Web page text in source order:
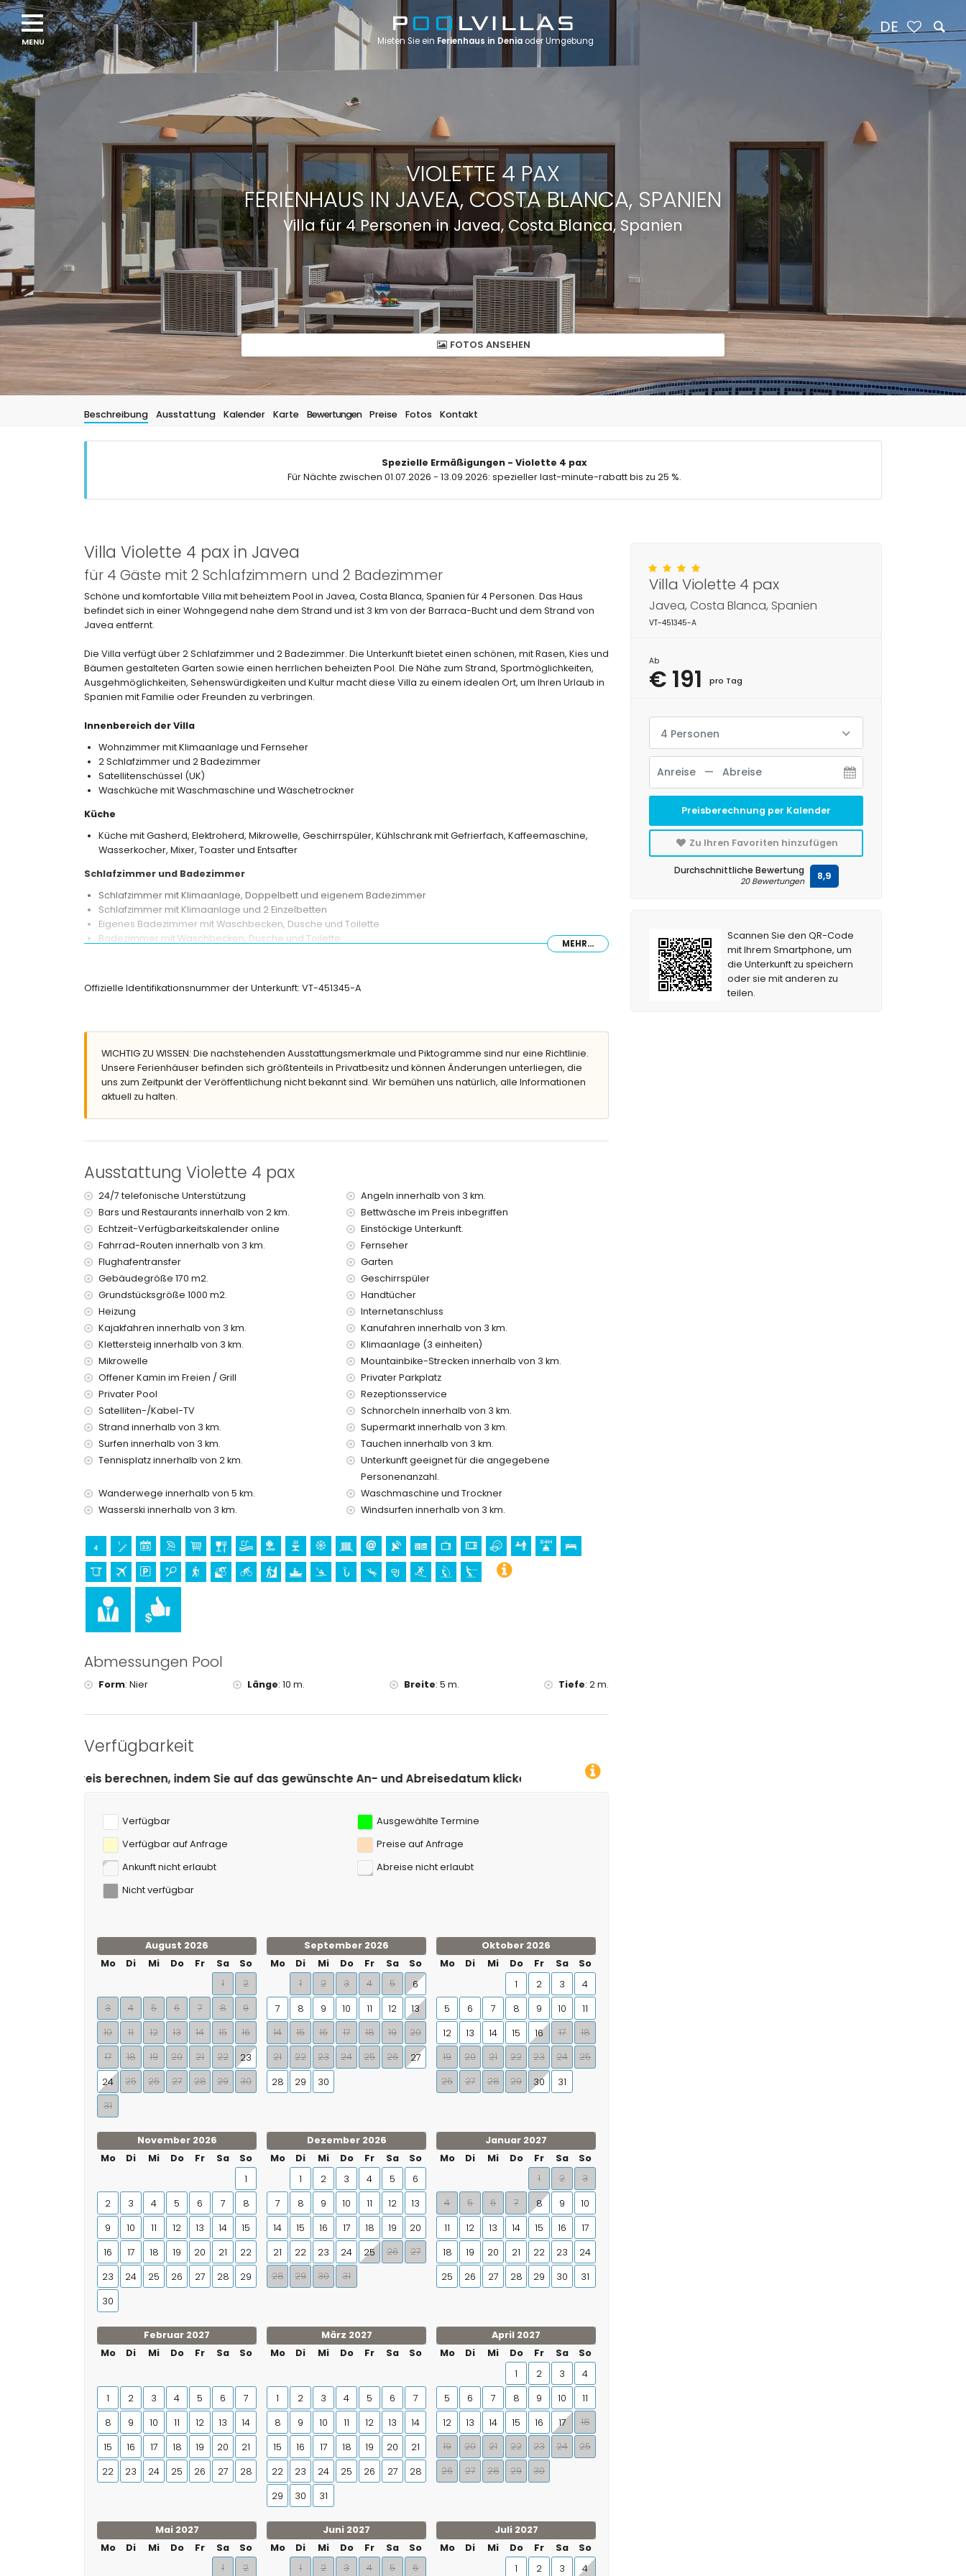
VIOLETTE 4 PAX
FERIENHAUS IN JAVEA, COSTA BLANCA, SPANIEN
Villa für 4 Personen in Javea, Costa Blanca, Spanien
FOTOS ANSEHEN
Beschreibung Ausstattung Kalender Karte Bewertungen Preise Fotos Kontakt
Spezielle Ermäßigungen - Violette 4 pax
Für Nächte zwischen 01.07.2026 - 13.09.2026: spezieller last-minute-rabatt bis zu 25 %.
Villa Violette 4 pax in Javea
für 4 Gäste mit 2 Schlafzimmern und 2 Badezimmer
Schöne und komfortable Villa mit beheiztem Pool in Javea, Costa Blanca, Spanien für 4 Personen. Das Haus
befindet sich in einer Wohngegend nahe dem Strand und ist 3 km von der Barraca-Bucht und dem Strand von
Javea entfernt.
Die Villa verfügt über 2 Schlafzimmer und 2 Badezimmer. Die Unterkunft bietet einen schönen, mit Rasen, Kies und
Bäumen gestalteten Garten sowie einen herrlichen beheizten Pool. Die Nähe zum Strand, Sportmöglichkeiten,
Ausgehmöglichkeiten, Sehenswürdigkeiten und Kultur macht diese Villa zu einem idealen Ort, um Ihren Urlaub in
Spanien mit Familie oder Freunden zu verbringen.
Innenbereich der Villa
Wohnzimmer mit Klimaanlage und Fernseher
2 Schlafzimmer und 2 Badezimmer
Satellitenschüssel (UK)
Waschküche mit Waschmaschine und Wäschetrockner
Küche
Küche mit Gasherd, Elektroherd, Mikrowelle, Geschirrspüler, Kühlschrank mit Gefrierfach, Kaffeemaschine,
Wasserkocher, Mixer, Toaster und Entsafter
Schlafzimmer und Badezimmer
Schlafzimmer mit Klimaanlage, Doppelbett und eigenem Badezimmer
Schlafzimmer mit Klimaanlage und 2 Einzelbetten
Eigenes Badezimmer mit Waschbecken, Dusche und Toilette
Badezimmer mit Waschbecken, Dusche und Toilette
eingezäuntes Grundstück
Außen-Sitzbereich und Außen-Essbereich
privater, überdachter Parkplatz und 2 private Stellplätze
Weitere Informationen
Nächster Strand: Barraca-Bucht, Javea (weniger als 3 Kilometer von der Villa entfernt)
Nächster Park: La Guardia, Javea (weniger als 3 Kilometer von der Villa entfernt)
Nächster Flughafen: Alicante (weniger als 100 Kilometer von der Villa entfernt)
Zweiter nächster Flughafen: Valencia (über 100 Kilometer)
Haustiere sind nicht erlaubt
Die Unterkunft eignet sich sehr gut für Familien mit Kindern
Ausstattung und Dienstleistungen im Mietpreis der Villa enthalten
Internet (WiFi)
Bügeleisen und Bügelbrett
Bettwäsche und Handtücher
Rezeptionsservice und 24-Stunden-Notdienst
Zentralheizung und Klimaanlage
Ausstattung und Dienstleistungen gegen Aufpreis
Flughafentransfer
Poolheizung
Kinderbett (auf Anfrage)
Unterhaltung und Freizeitaktivitäten für Ihren Urlaub in Javea, Costa Blanca
Theater, Nachtclub, Bar, Promenade (El Arenal und Javea) (weniger als 5 Kilometer vom Haus entfernt)
Sehenswürdigkeiten und Kultur in Javea, Costa Blanca
Museum (Historische Altstadt, Javea), Kirche (Jungfrau von Loreto, Javea), Ruinen (Historische Altstadt,
Javea), Denkmal (Historische Altstadt, Javea), architektonisches Gebäude (Historische Altstadt, Javea),
Burg (Portal de la Vila und Denia) (weniger als 25 Kilometer von der Unterkunft entfernt)
Sport
Tennis, Wandern, Mountainbiking, Radfahren, Klettern, Kanufahren, Kajakfahren, Fischen, Tauchen,
Schnorcheln, Surfen, Windsurfen und Wasserski (weniger als 5 Kilometer von der Villa entfernt)
Golf (Javea Golf Club, Javea) und Reiten (weniger als 10 Kilometer von der Villa entfernt)
MEHR...
Offizielle Identifikationsnummer der Unterkunft: VT-451345-A
WICHTIG ZU WISSEN: Die nachstehenden Ausstattungsmerkmale und Piktogramme sind nur eine Richtlinie.
Unsere Ferienhäuser befinden sich größtenteils in Privatbesitz und können Änderungen unterliegen, die
uns zum Zeitpunkt der Veröffentlichung nicht bekannt sind. Wir bemühen uns natürlich, alle Informationen
aktuell zu halten.
Ausstattung Violette 4 pax
24/7 telefonische Unterstützung
Angeln innerhalb von 3 km.
Bars und Restaurants innerhalb von 2 km.
Bettwäsche im Preis inbegriffen
Echtzeit-Verfügbarkeitskalender online
Einstöckige Unterkunft.
Fahrrad-Routen innerhalb von 3 km.
Fernseher
Flughafentransfer
Garten
Gebäudegröße 170 m2.
Geschirrspüler
Grundstücksgröße 1000 m2.
Handtücher
Heizung
Internetanschluss
Kajakfahren innerhalb von 3 km.
Kanufahren innerhalb von 3 km.
Klettersteig innerhalb von 3 km.
Klimaanlage (3 einheiten)
Mikrowelle
Mountainbike-Strecken innerhalb von 3 km.
Offener Kamin im Freien / Grill
Privater Parkplatz
Privater Pool
Rezeptionsservice
Satelliten-/Kabel-TV
Schnorcheln innerhalb von 3 km.
Strand innerhalb von 3 km.
Supermarkt innerhalb von 3 km.
Surfen innerhalb von 3 km.
Tauchen innerhalb von 3 km.
Tennisplatz innerhalb von 2 km.
Unterkunft geeignet für die angegebene
Personenanzahl.
Wanderwege innerhalb von 5 km.
Waschmaschine und Trockner
Wasserski innerhalb von 3 km.
Windsurfen innerhalb von 3 km.
Abmessungen Pool
Form: Nier Länge: 10 m. Breite: 5 m. Tiefe: 2 m.
Verfügbarkeit
indem Sie auf das gewünschte An- und Abreisedatum klicken!
Verfügbar
Ausgewählte Termine
Verfügbar auf Anfrage
Preise auf Anfrage
Ankunft nicht erlaubt
Abreise nicht erlaubt
Nicht verfügbar
August 2026
Mo
Di Mi Do Fr Sa
So
1
2
3
4 5 6 7 8
9
10
11 12 13 14 15
16
17
18 19 20 21 22
23
24
25 26 27 28 29
30
31
September 2026
Mo
Di Mi Do Fr Sa
So
1
2 3 4 5
6
7
8 9 10 11 12
13
14
15 16 17 18 19
20
21
22 23 24 25 26
27
28
29 30
Oktober 2026
Mo
Di Mi Do Fr Sa
So
1
2 3
4
5
6 7 8 9 10
11
12
13 14 15 16 17
18
19
20 21 22 23 24
25
26
27 28 29 30 31
November 2026
Mo
Di Mi Do Fr Sa
So
1
2
3 4 5 6 7
8
9
10 11 12 13 14
15
16
17 18 19 20 21
22
23
24 25 26 27 28
29
30
Dezember 2026
Mo
Di Mi Do Fr Sa
So
1
2 3 4 5
6
7
8 9 10 11 12
13
14
15 16 17 18 19
20
21
22 23 24 25 26
27
28
29 30 31
Januar 2027
Mo
Di Mi Do Fr Sa
So
1
2
3
4
5 6 7 8 9
10
11
12 13 14 15 16
17
18
19 20 21 22 23
24
25
26 27 28 29 30 31
Februar 2027
Mo
Di Mi Do Fr Sa So
1 2 3 4 5 6
7
8
9 10 11 12 13
14
15
16 17 18 19 20
21
22
23 24 25 26 27 28
März 2027
Mo
Di Mi Do Fr Sa So
1 2 3 4 5 6
7
8
9 10 11 12 13
14
15
16 17 18 19 20
21
22
23 24 25 26 27
28
29
30 31
April 2027
Mo
Di Mi Do Fr Sa
So
1
2 3
4
5
6 7 8 9 10
11
12
13 14 15 16 17
18
19
20 21 22 23 24
25
26
27 28 29 30
Mai 2027
Mo
Di Mi Do Fr Sa
So
1
2
Juni 2027
Mo
Di Mi Do Fr Sa
So
1
2 3 4 5 6
Juli 2027
Mo
Di Mi Do Fr Sa
So
1
2 3 4
Villa Violette 4 pax
Javea, Costa Blanca, Spanien
VT-451345-A
Ab
€ 191 pro Tag
4 Personen
Preisberechnung per Kalender
Zu Ihren Favoriten hinzufügen
Durchschnittliche Bewertung
20 Bewertungen 8,9
Scannen Sie den QR-Code
mit Ihrem Smartphone, um
die Unterkunft zu speichern
oder sie mit anderen zu
teilen.
Mieten Sie ein Ferienhaus in Deniaoder Umgebung
DE